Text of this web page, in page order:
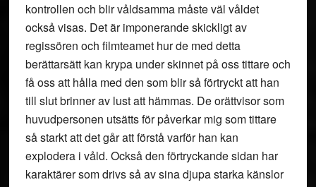
kontrollen och blir våldsamma måste väl våldet
också visas. Det är imponerande skickligt av
regissören och filmteamet hur de med detta
berättarsätt kan krypa under skinnet på oss tittare och
få oss att hålla med den som blir så förtryckt att han
till slut brinner av lust att hämmas. De orättvisor som
huvudpersonen utsätts för påverkar mig som tittare
så starkt att det går att förstå varför han kan
explodera i våld. Också den förtryckande sidan har
karaktärer som drivs så av sina djupa starka känslor